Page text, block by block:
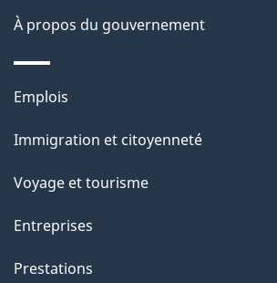
g
e
À propos du gouvernement
Thèmes
sujets
Emplois
Immigration et citoyenneté
Voyage et tourisme
Entreprises
Prestations